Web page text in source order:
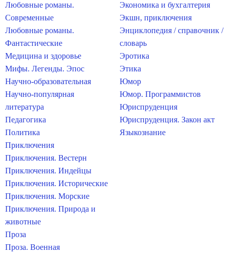
Любовные романы.
Современные
Любовные романы.
Фантастические
Медицина и здоровье
Мифы. Легенды. Эпос
Научно-образовательная
Научно-популярная
литература
Педагогика
Политика
Приключения
Приключения. Вестерн
Приключения. Индейцы
Приключения. Исторические
Приключения. Морские
Приключения. Природа и
животные
Проза
Проза. Военная
Экономика и бухгалтерия
Экшн, приключения
Энциклопедия / справочник /
словарь
Эротика
Этика
Юмор
Юмор. Программистов
Юриспруденция
Юриспруденция. Закон акт
Языкознание